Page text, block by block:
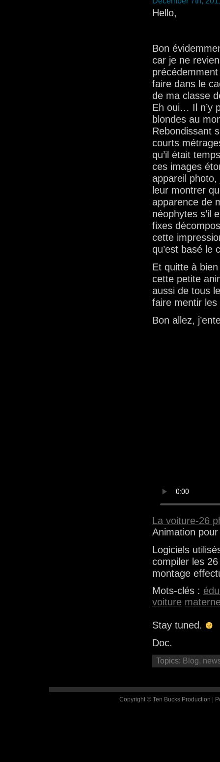
Hello,
Bon
car je ne
faire dans le
de ma classe
Eh oui… Il n’y
blondes au
Rebondissant
courts
qu’il était
ces images
appareil photo,
leur montrer
apparence de
néophytes s’il
fixes
cette
qu’est basé le
Et quitte à
cette petite
aussi de tous
faire mentir les
Bon allez,
La voiture-26
Animation
Logiciels
compiler les
montage
Mots-clés :
voiture
Stay tuned.
Doc.
Topics: Blog,
Copyright © Ten Bucks Production |